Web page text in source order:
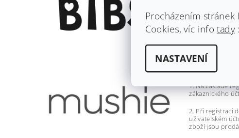
IV.
1. Na základě
zákaznického
2. Při registraci
uživatelském
zboží jsou
Procházením stránek
Cookies, víc infotady
NASTAVENÍ